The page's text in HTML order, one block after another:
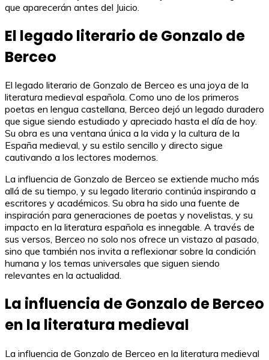
que aparecerán antes del Juicio.
El legado literario de Gonzalo de
Berceo
El legado literario de Gonzalo de Berceo es una joya de la
literatura medieval española. Como uno de los primeros
poetas en lengua castellana, Berceo dejó un legado duradero
que sigue siendo estudiado y apreciado hasta el día de hoy.
Su obra es una ventana única a la vida y la cultura de la
España medieval, y su estilo sencillo y directo sigue
cautivando a los lectores modernos.
La influencia de Gonzalo de Berceo se extiende mucho más
allá de su tiempo, y su legado literario continúa inspirando a
escritores y académicos. Su obra ha sido una fuente de
inspiración para generaciones de poetas y novelistas, y su
impacto en la literatura española es innegable. A través de
sus versos, Berceo no solo nos ofrece un vistazo al pasado,
sino que también nos invita a reflexionar sobre la condición
humana y los temas universales que siguen siendo
relevantes en la actualidad.
La influencia de Gonzalo de Berceo
en la literatura medieval
La influencia de Gonzalo de Berceo en la literatura medieval